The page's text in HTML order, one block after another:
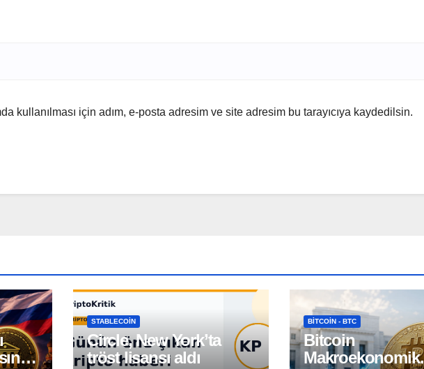
kullanılması için adım, e-posta adresim ve site adresim bu tarayıcıya kaydedilsin.
STABLECOIN
Circle, New York’ta
tröst lisansı aldı
BITCOIN - BTC
Bitcoin
Makroekonomik